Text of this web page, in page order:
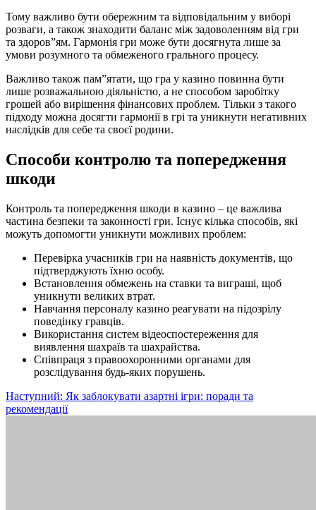
Тому важливо бути обережним та відповідальним у виборі
розваги, а також знаходити баланс між задоволенням від гри
та здоров”ям. Гармонія гри може бути досягнута лише за
умови розумного та обмеженого грального процесу.
Важливо також пам”ятати, що гра у казино повинна бути
лише розважальною діяльністю, а не способом заробітку
грошей або вирішення фінансових проблем. Тільки з такого
підходу можна досягти гармонії в грі та уникнути негативних
наслідків для себе та своєї родини.
Способи контролю та попередження
шкоди
Контроль та попередження шкоди в казино – це важлива
частина безпеки та законності гри. Існує кілька способів, які
можуть допомогти уникнути можливих проблем:
Перевірка учасників гри на наявність документів, що
підтверджують їхню особу.
Встановлення обмежень на ставки та виграші, щоб
уникнути великих втрат.
Навчання персоналу казино реагувати на підозрілу
поведінку гравців.
Використання систем відеоспостереження для
виявлення шахраїв та шахрайства.
Співпраця з правоохоронними органами для
розслідування будь-яких порушень.
Навігація
записів
Наступний: Як заблокувати азартні ігри: поради та
рекомендації